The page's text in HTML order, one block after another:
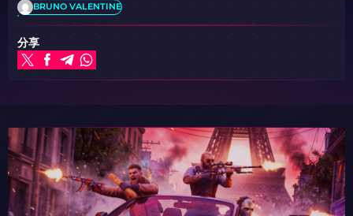
BRUNO VALENTINE
分享